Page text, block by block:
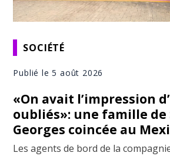
SOCIÉTÉ
Publié le 5 août 2026
«On avait l’impression
oubliés»: une famille de
Georges coincée au
Les agents de bord de la